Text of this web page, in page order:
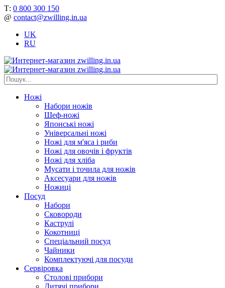
Т: 0 800 300 150
@ contact@zwilling.in.ua
UK
RU
Ножі
Набори ножів
Шеф-ножі
Японські ножі
Універсальні ножі
Ножі для м'яса і риби
Ножі для овочів і фруктів
Ножі для хліба
Мусати і точила для ножів
Аксесуари для ножів
Ножиці
Посуд
Набори
Сковороди
Каструлі
Кокотниці
Cпеціальний посуд
Чайники
Комплектуючі для посуди
Сервіровка
Столові прибори
Дитячі прибори